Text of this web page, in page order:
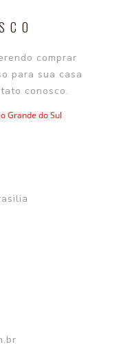
comprar
para sua casa
conosco.
Grande do Sul